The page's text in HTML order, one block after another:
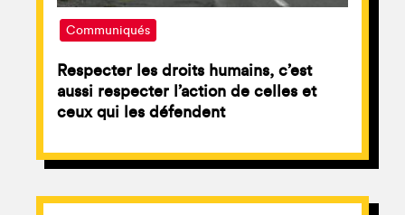
Communiqués
Respecter les droits humains, c’est
aussi respecter l’action de celles et
ceux qui les défendent